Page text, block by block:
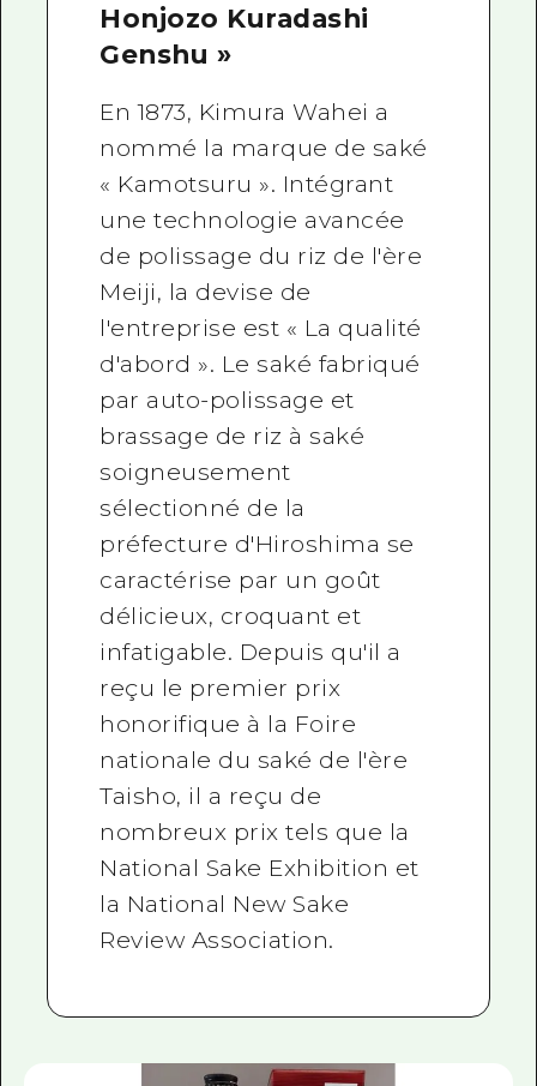
Honjozo Kuradashi
Genshu »
En 1873, Kimura Wahei a
nommé la marque de saké
« Kamotsuru ». Intégrant
une technologie avancée
de polissage du riz de l'ère
Meiji, la devise de
l'entreprise est « La qualité
d'abord ». Le saké fabriqué
par auto-polissage et
brassage de riz à saké
soigneusement
sélectionné de la
préfecture d'Hiroshima se
caractérise par un goût
délicieux, croquant et
infatigable. Depuis qu'il a
reçu le premier prix
honorifique à la Foire
nationale du saké de l'ère
Taisho, il a reçu de
nombreux prix tels que la
National Sake Exhibition et
la National New Sake
Review Association.